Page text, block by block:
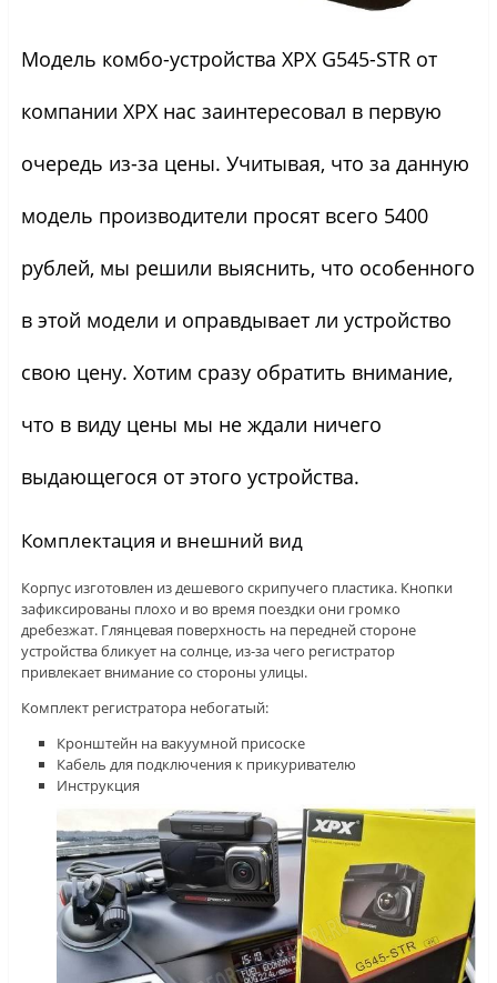
Модель комбо-устройства XPX G545-STR от
компании XPX нас заинтересовал в первую
очередь из-за цены. Учитывая, что за данную
модель производители просят всего 5400
рублей, мы решили выяснить, что особенного
в этой модели и оправдывает ли устройство
свою цену. Хотим сразу обратить внимание,
что в виду цены мы не ждали ничего
выдающегося от этого устройства.
Комплектация и внешний вид
Корпус изготовлен из дешевого скрипучего пластика. Кнопки
зафиксированы плохо и во время поездки они громко
дребезжат. Глянцевая поверхность на передней стороне
устройства бликует на солнце, из-за чего регистратор
привлекает внимание со стороны улицы.
Комплект регистратора небогатый:
Кронштейн на вакуумной присоске
Кабель для подключения к прикуривателю
Инструкция